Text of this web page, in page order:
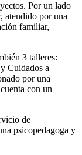
Por un lado
atendido por una
familiar,
3 talleres:
Cuidados a
por una
con un
de
psicopedagoga y